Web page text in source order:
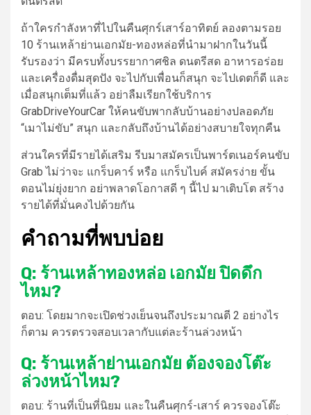
ถ้าใครกำลังหาที่ไปในคืนศุกร์เสาร์อาทิตย์ ลองตามรอย
10 ร้านเหล้าย่านเอกมัย-ทองหล่อที่นำมาฝากในวันนี้
รับรองว่า มีครบทั้งบรรยากาศชิล ดนตรีสด อาหารอร่อย
และเครื่องดื่มสุดปัง จะไปกับเพื่อนก็สนุก จะไปเดตก็ดี และ
เมื่อสนุกเต็มที่แล้ว อย่าลืมเรียกใช้บริการ
GrabDriveYourCar ให้คนขับพากลับบ้านอย่างปลอดภัย
“เมาไม่ขับ” สนุก และกลับถึงบ้านได้อย่างสบายใจทุกคืน
ส่วนใครที่มีรายได้เสริม รีบมาสมัครเป็นพาร์ตเนอร์คนขับ
Grab ไม่ว่าจะ แกร็บคาร์ หรือ แกร็บไบค์ สมัครง่าย ขั้น
ตอนไม่ยุ่งยาก อย่าพลาดโอกาสดี ๆ นี้ไป มาเติบโต สร้าง
รายได้ที่มั่นคงไปด้วยกัน
คำถามที่พบบ่อย
Q: ร้านเหล้าทองหล่อ เอกมัย ปิดดึก
ไหม?
ตอบ: โดยมากจะเปิดช่วงเย็นจนถึงประมาณตี 2 อย่างไร
ก็ตาม ควรตรวจสอบเวลากับแต่ละร้านล่วงหน้า
Q: ร้านเหล้าย่านเอกมัย ต้องจองโต๊ะ
ล่วงหน้าไหม?
ตอบ: ร้านที่เป็นที่นิยม และในคืนศุกร์-เสาร์ ควรจองโต๊ะ